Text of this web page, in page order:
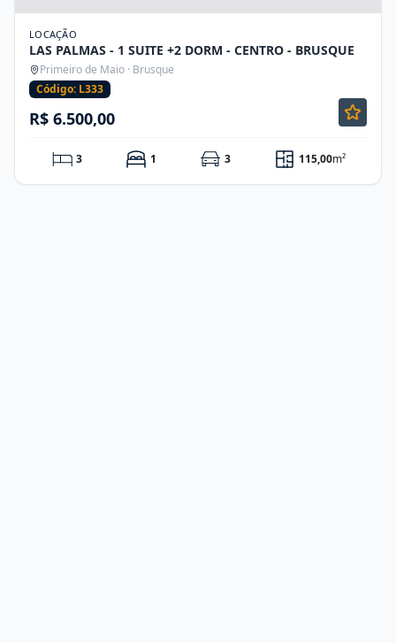
LOCAÇÃO
LAS PALMAS - 1 SUITE +2 DORM - CENTRO - BRUSQUE
Primeiro de Maio · Brusque
Código: L333
R$ 6.500,00
3 1 3 115,00m²